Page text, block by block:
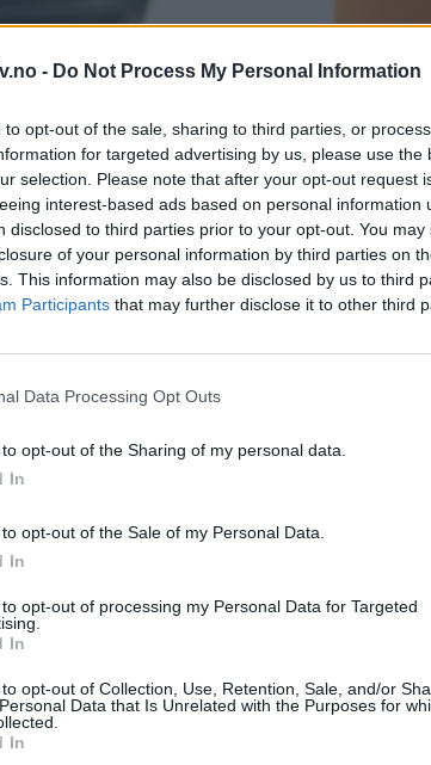
- Do Not Process My Personal Information
to opt-out of the sale, sharing to third parties, or
for targeted advertising by us, please use the
selection. Please note that after your opt-out request
interest-based ads based on personal information
disclosed to third parties prior to your opt-out. You
of your personal information by third parties on
This information may also be disclosed by us to third
Participants that may further disclose it to other third
Data Processing Opt Outs
opt-out of the Sharing of my personal data.
In
opt-out of the Sale of my Personal Data.
In
opt-out of processing my Personal Data for Targeted
In
opt-out of Collection, Use, Retention, Sale, and/or
Data that Is Unrelated with the Purposes for
In